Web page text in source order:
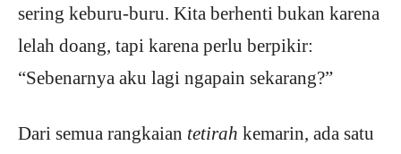
sering keburu-buru. Kita berhenti bukan karena
lelah doang, tapi karena perlu berpikir:
“Sebenarnya aku lagi ngapain sekarang?”
Dari semua rangkaian tetirah kemarin, ada satu